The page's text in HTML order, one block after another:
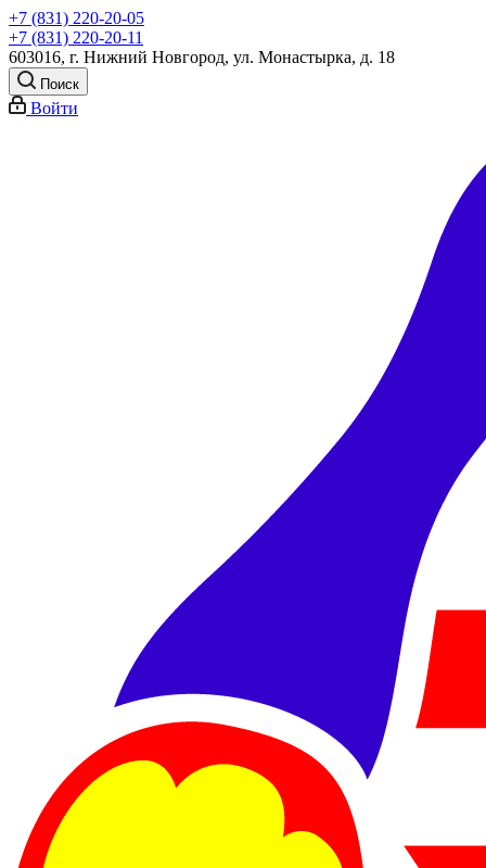
+7 (831) 220-20-05
+7 (831) 220-20-11
603016, г. Нижний Новгород, ул. Монастырка, д. 18
Поиск
Войти